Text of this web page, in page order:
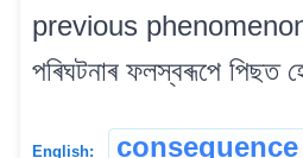
previous
পৰিঘটনাৰ ফলস্বৰূপে পিছত
English: consequence